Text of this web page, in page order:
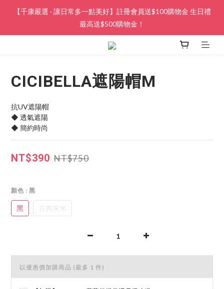
【千康嚴選 · 讓日常多一點美好】註冊會員送$100購物金 生日禮
最高送$500購物金！
CICIBELLA遮陽帽M
抗UV遮陽帽
◆ 透氣遮陽
◆ 簡約時尚
NT$390 NT$750
顏色 : 黑
黑 古典灰米
以優惠價加購商品 (最多 1 件)